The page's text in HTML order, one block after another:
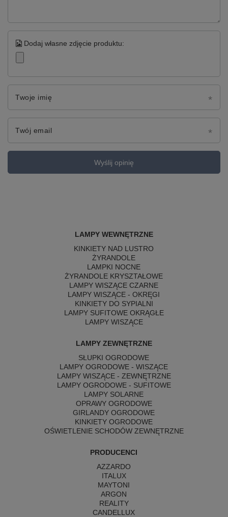
Dodaj własne zdjęcie produktu:
Twoje imię
Twój email
Wyślij opinię
LAMPY WEWNĘTRZNE
KINKIETY NAD LUSTRO
ŻYRANDOLE
LAMPKI NOCNE
ŻYRANDOLE KRYSZTAŁOWE
LAMPY WISZĄCE CZARNE
LAMPY WISZĄCE - OKRĘGI
KINKIETY DO SYPIALNI
LAMPY SUFITOWE OKRĄGŁE
LAMPY WISZĄCE
LAMPY ZEWNĘTRZNE
SŁUPKI OGRODOWE
LAMPY OGRODOWE - WISZĄCE
LAMPY WISZĄCE - ZEWNĘTRZNE
LAMPY OGRODOWE - SUFITOWE
LAMPY SOLARNE
OPRAWY OGRODOWE
GIRLANDY OGRODOWE
KINKIETY OGRODOWE
OŚWIETLENIE SCHODÓW ZEWNĘTRZNE
PRODUCENCI
AZZARDO
ITALUX
MAYTONI
ARGON
REALITY
CANDELLUX